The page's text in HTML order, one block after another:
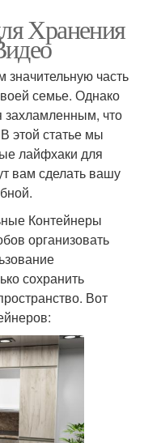
Хранения
значительную часть
семье. Однако
захламленным, что
этой статье мы
лайфхаки для
вам сделать вашу
Контейнеры
организовать
сохранить
Вот